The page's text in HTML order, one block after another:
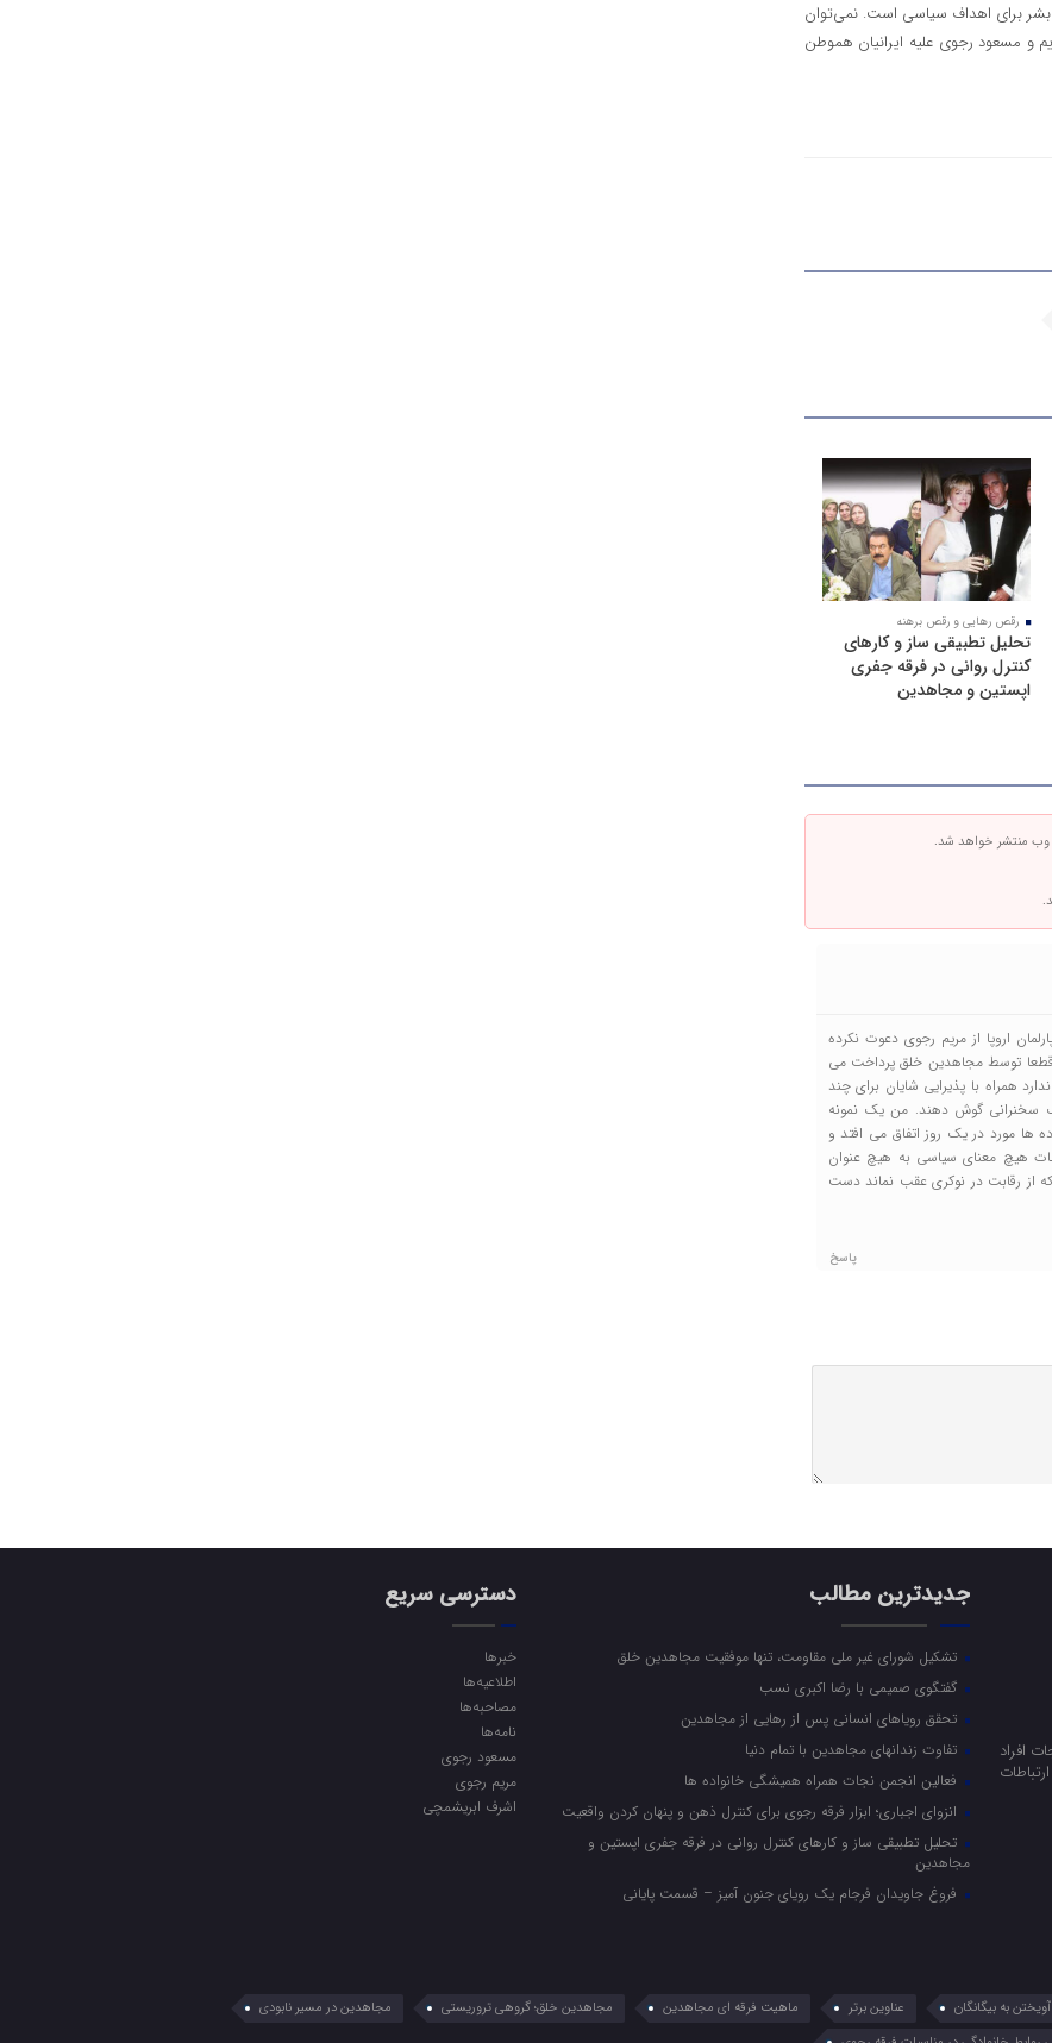
بشر برای اهداف سیاسی است. نمی‌توان
و مسعود رجوی علیه ایرانیان هموطن
رقص رهایی و رقص برهنه
تحلیل تطبیقی ساز و کارهای
کنترل روانی در فرقه جفری
اپستین و مجاهدین
وب منتشر خواهد شد.
اروپا از مریم رجوی دعوت نکرده
قطعا توسط مجاهدین خلق پرداخت می
همراه با پذیرایی شایان برای چند
یک سخنرانی گوش دهند. من یک نمونه
ها مورد در یک روز اتفاق می افتد و
هیچ معنای سیاسی به هیچ عنوان
که از رقابت در نوکری عقب نماند دست
پاسخ
افراد
جدیدترین مطالب
تشکیل شورای غیر ملی مقاومت، تنها موفقیت مجاهدین خلق
گفتگوی صمیمی با رضا اکبری نسب
تحقق رویاهای انسانی پس از رهایی از مجاهدین
تفاوت زندانهای مجاهدین با تمام دنیا
فعالین انجمن نجات همراه همیشگی خانواده ها
انزوای اجباری؛ ابزار فرقه رجوی برای کنترل ذهن و پنهان کردن واقعیت
تحلیل تطبیقی ساز و کارهای کنترل روانی در فرقه جفری اپستین و
مجاهدین
فروغ جاویدان فرجام یک رویای جنون آمیز – قسمت پایانی
دسترسی سریع
خبرها
اطلاعیه‌ها
مصاحبه‌ها
نامه‌ها
مسعود رجوی
مریم رجوی
اشرف ابریشمچی
به بیگانگان عناوین برتر ماهیت فرقه ای مجاهدین مجاهدین خلق؛ گروهی تروریستی
مجاهدین در مسیر نابودی